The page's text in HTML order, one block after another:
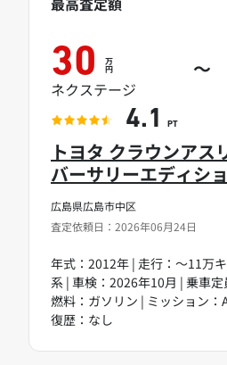
広島県広島市中区
査定依頼日：2026年06月24日
トヨタ クラウンアス
バーサリーエディシ
年式：2012年 | 走行：～11万
系 | 車検：2026年10月 | 乗車
燃料：ガソリン | ミッション：
復歴：なし
30 万
円 ～
ネクステージ
4.1 PT